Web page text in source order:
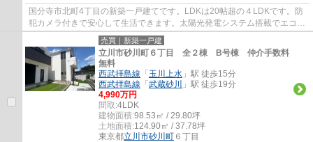
国分寺市北町4丁目の新築一戸建てです。LDKは20帖超の４LDKです。防
犯カメラ付きで安心して生活できます。太陽光発電システム搭載でエコな
暮らしができます。国分寺市でお住まいをお探...
売買｜新築一戸建
立川市砂川町６丁目 全２棟 B号棟 仲介手数料
無料
西武拝島線 「 玉川上水 」駅 徒歩15分
西武拝島線 「 武蔵砂川
」駅 徒歩19分
4,990万円
間取:4LDK
建物面積:98.53㎡ / 29.80坪
土地面積:124.90㎡ / 37.78坪
東京都立川市砂川町 ６丁目